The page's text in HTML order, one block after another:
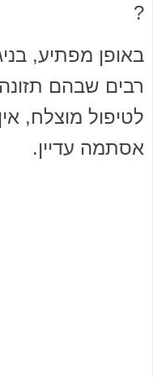
?
באופן מפתיע,
רבים שבהם תזונה
לטיפול מוצלח,
אסתמה עדיין.